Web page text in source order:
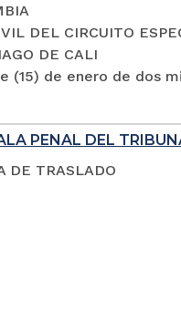
DEL CIRCUITO
DE CALI
(15) de enero de dos
PENAL DEL
DE TRASLADO